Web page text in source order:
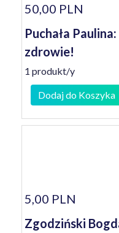
50,00 PLN
Puchała
zdrowie!
1 produkt/y
Dodaj do Koszyka
5,00 PLN
Zgodziński